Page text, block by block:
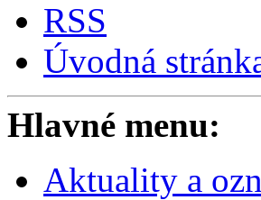
RSS
Úvodná
Hlavné menu:
Aktuality a